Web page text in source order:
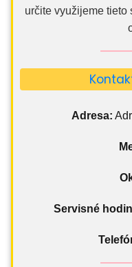
určite využijeme tieto
Adresa:
Servisné